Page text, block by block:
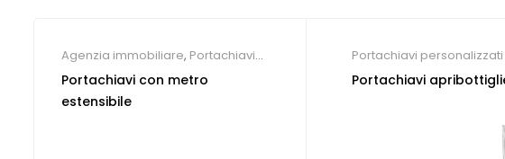
Agenzia immobiliare, Portachiavi
personalizzati
Portachiavi con metro
estensibile
Portachiavi personalizzati
Portachiavi